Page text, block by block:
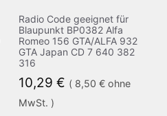
Radio Code geeignet für
Blaupunkt BP0382 Alfa
Romeo 156 GTA/ALFA 932
GTA Japan CD 7 640 382
316
10,29 € ( 8,50 €ohne
MwSt. )